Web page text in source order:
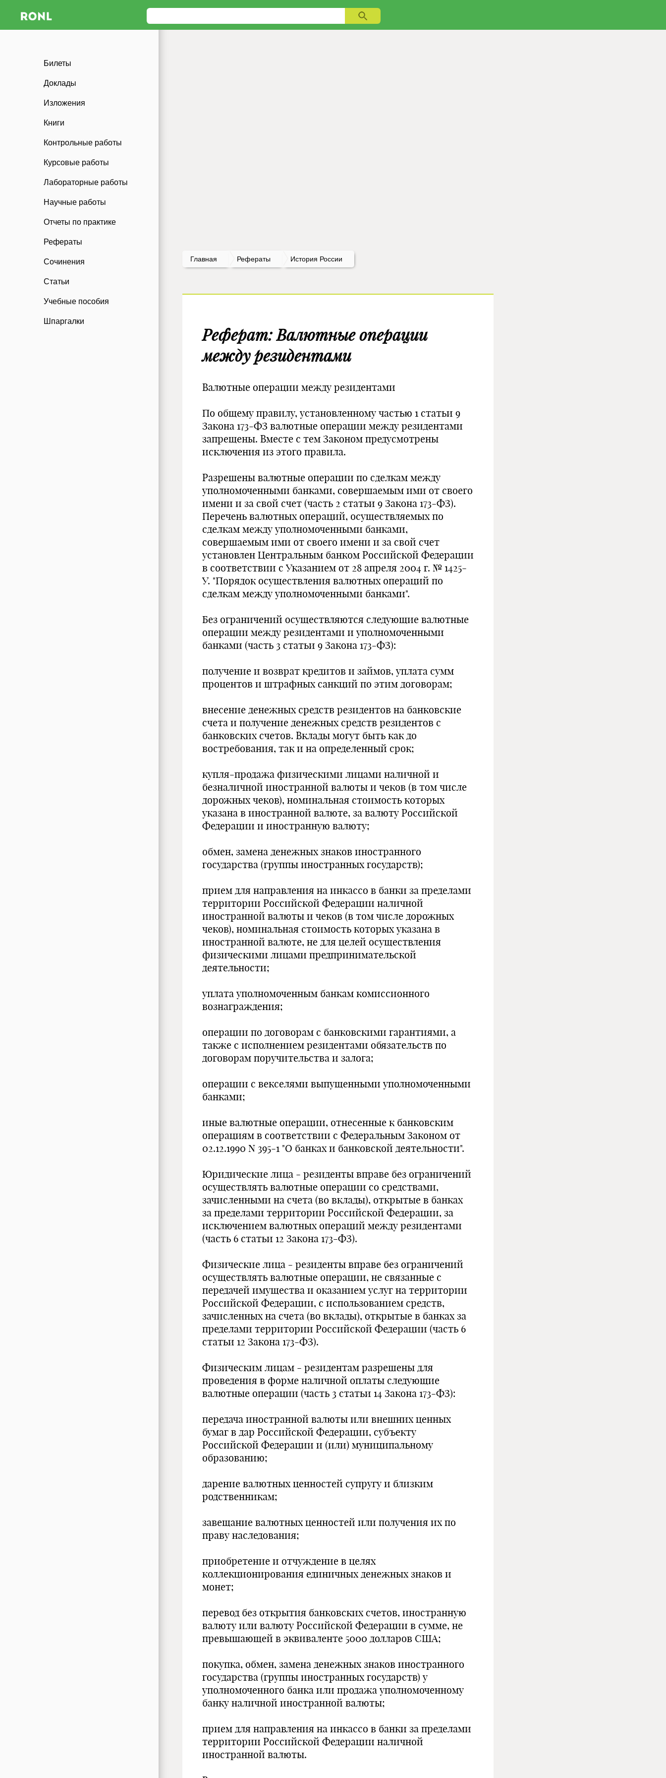
Билеты
Доклады
Изложения
Книги
Контрольные работы
Курсовые работы
Лабораторные работы
Научные работы
Отчеты по практике
Рефераты
Сочинения
Статьи
Учебные пособия
Шпаргалки
Главная Рефераты История России
Реферат: Валютные операции
между резидентами
Валютные операции между резидентами
По общему правилу, установленному частью 1 статьи 9
Закона 173-ФЗ валютные операции между резидентами
запрещены. Вместе с тем Законом предусмотрены
исключения из этого правила.
Разрешены валютные операции по сделкам между
уполномоченными банками, совершаемым ими от своего
имени и за свой счет (часть 2 статьи 9 Закона 173-ФЗ).
Перечень валютных операций, осуществляемых по
сделкам между уполномоченными банками,
совершаемым ими от своего имени и за свой счет
установлен Центральным банком Российской Федерации
в соответствии с Указанием от 28 апреля 2004 г. № 1425-
У. "Порядок осуществления валютных операций по
сделкам между уполномоченными банками".
Без ограничений осуществляются следующие валютные
операции между резидентами и уполномоченными
банками (часть 3 статьи 9 Закона 173-ФЗ):
получение и возврат кредитов и займов, уплата сумм
процентов и штрафных санкций по этим договорам;
внесение денежных средств резидентов на банковские
счета и получение денежных средств резидентов с
банковских счетов. Вклады могут быть как до
востребования, так и на определенный срок;
купля-продажа физическими лицами наличной и
безналичной иностранной валюты и чеков (в том числе
дорожных чеков), номинальная стоимость которых
указана в иностранной валюте, за валюту Российской
Федерации и иностранную валюту;
обмен, замена денежных знаков иностранного
государства (группы иностранных государств);
прием для направления на инкассо в банки за пределами
территории Российской Федерации наличной
иностранной валюты и чеков (в том числе дорожных
чеков), номинальная стоимость которых указана в
иностранной валюте, не для целей осуществления
физическими лицами предпринимательской
деятельности;
уплата уполномоченным банкам комиссионного
вознаграждения;
операции по договорам с банковскими гарантиями, а
также с исполнением резидентами обязательств по
договорам поручительства и залога;
операции с векселями выпущенными уполномоченными
банками;
иные валютные операции, отнесенные к банковским
операциям в соответствии с Федеральным Законом от
02.12.1990 N 395-1 "О банках и банковской деятельности".
Юридические лица - резиденты вправе без ограничений
осуществлять валютные операции со средствами,
зачисленными на счета (во вклады), открытые в банках
за пределами территории Российской Федерации, за
исключением валютных операций между резидентами
(часть 6 статьи 12 Закона 173-ФЗ).
Физические лица - резиденты вправе без ограничений
осуществлять валютные операции, не связанные с
передачей имущества и оказанием услуг на территории
Российской Федерации, с использованием средств,
зачисленных на счета (во вклады), открытые в банках за
пределами территории Российской Федерации (часть 6
статьи 12 Закона 173-ФЗ).
Физическим лицам - резидентам разрешены для
проведения в форме наличной оплаты следующие
валютные операции (часть 3 статьи 14 Закона 173-ФЗ):
передача иностранной валюты или внешних ценных
бумаг в дар Российской Федерации, субъекту
Российской Федерации и (или) муниципальному
образованию;
дарение валютных ценностей супругу и близким
родственникам;
завещание валютных ценностей или получения их по
праву наследования;
приобретение и отчуждение в целях
коллекционирования единичных денежных знаков и
монет;
перевод без открытия банковских счетов, иностранную
валюту или валюту Российской Федерации в сумме, не
превышающей в эквиваленте 5000 долларов США;
покупка, обмен, замена денежных знаков иностранного
государства (группы иностранных государств) у
уполномоченного банка или продажа уполномоченному
банку наличной иностранной валюты;
прием для направления на инкассо в банки за пределами
территории Российской Федерации наличной
иностранной валюты.